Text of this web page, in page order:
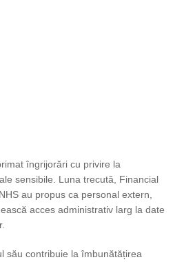
îngrijorări cu privire la
sensibile. Luna trecută, Financial
au propus ca personal extern,
acces administrativ larg la date
său contribuie la îmbunătățirea